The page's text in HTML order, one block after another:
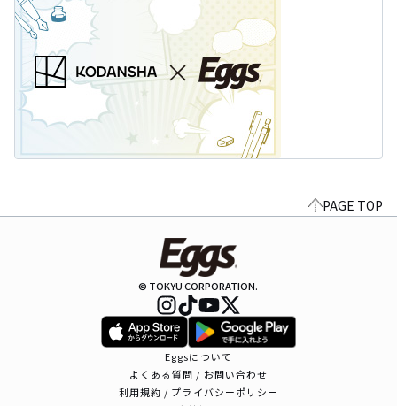
PAGE TOP
© TOKYU CORPORATION.
Eggsについて
よくある質問 / お問い合わせ
利用規約 / プライバシーポリシー